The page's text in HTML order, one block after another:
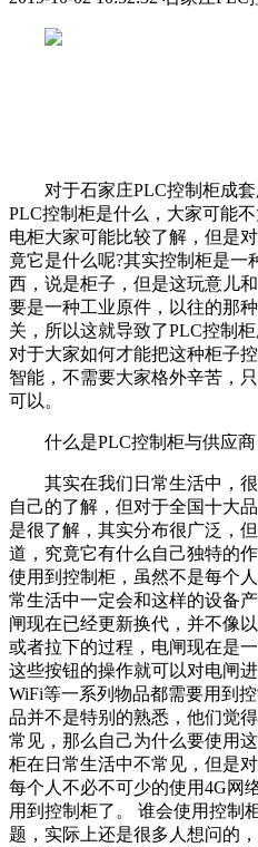
对于石家庄PLC控制柜成
PLC控制柜是什么，大家可能
电柜大家可能比较了解，但是
竟它是什么呢?其实控制柜是一
西，说是柜子，但是这玩意儿
要是一种工业原件，以往的那
关，所以这就导致了PLC控制
对于大家如何才能把这种柜子
智能，不需要大家格外辛苦，
可以。
什么是PLC控制柜与供应商
其实在我们日常生活中，
自己的了解，但对于全国十大
是很了解，其实分布很广泛，
道，究竟它有什么自己独特的
使用到控制柜，虽然不是每个
常生活中一定会和这样的设备
闸现在已经更新换代，并不像
或者拉下的过程，电闸现在是
这些按钮的操作就可以对电闸
WiFi等一系列物品都需要用到
品并不是特别的熟悉，他们觉
常见，那么自己为什么要使用
柜在日常生活中不常见，但是
每个人不必不可少的使用4G网
用到控制柜了。 谁会使用控制
题，实际上还是很多人想问的